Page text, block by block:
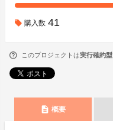
購入数 41
このプロジェクトは実行確約型
description 概要